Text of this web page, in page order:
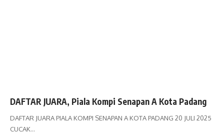
DAFTAR JUARA, Piala Kompi Senapan A Kota Padang
DAFTAR JUARA PIALA KOMPI SENAPAN A KOTA PADANG 20 JULI 2025
CUCAK…